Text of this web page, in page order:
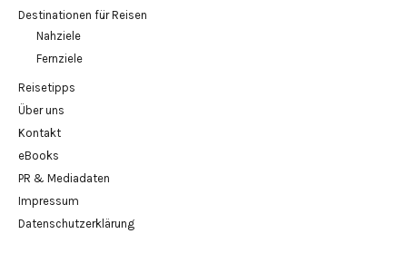
Destinationen für Reisen
Nahziele
Fernziele
Reisetipps
Über uns
Kontakt
eBooks
PR & Mediadaten
Impressum
Datenschutzerklärung